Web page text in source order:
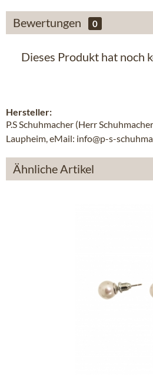
Bewertungen 0
Dieses Produkt hat noch
Hersteller:
P.S Schuhmacher (Herr
Laupheim, eMail: info@p-s-
Ähnliche Artikel